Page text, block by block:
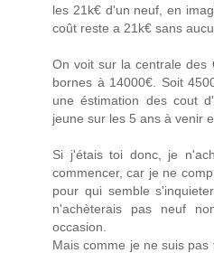
les 21k€ d'un neuf, en
coût reste a 21k€ sans
On voit sur la centrale des
bornes à 14000€. Soit
une éstimation des cout
jeune sur les 5 ans à venir
Si j'étais toi donc, je
commencer, car je ne
pour qui semble
n'achèterais pas neuf
occasion.
Mais comme je ne suis